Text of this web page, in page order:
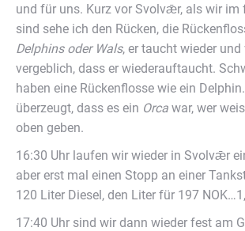
und für uns. Kurz vor Svolvǣr, als wir im
sind sehe ich den Rücken, die
Delphins oder Wals, er taucht wieder
vergeblich, dass er wiederauftaucht.
haben eine Rückenflosse wie ein
überzeugt, dass es ein Orca war, wer
oben geben.
16:30 Uhr laufen wir wieder in Svolvǣr
aber erst mal einen Stopp an einer
120 Liter Diesel, den Liter für 197
17:40 Uhr sind wir dann wieder fest am